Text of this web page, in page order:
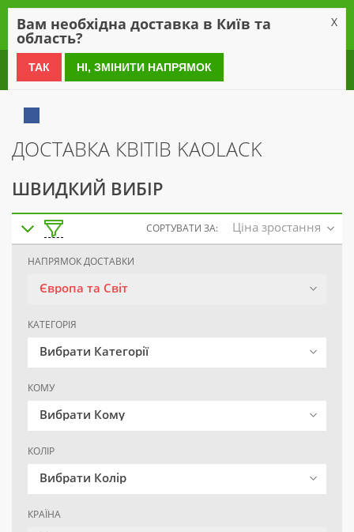
0 800 21 54 55
ДОСТАВКА КВІТІВ KAOLACK
ШВИДКИЙ ВИБІР
СОРТУВАТИ ЗА: Ціна зростання
НАПРЯМОК ДОСТАВКИ
Європа та Світ
КАТЕГОРІЯ
Вибрати Категорії
КОМУ
Вибрати Кому
КОЛІР
Вибрати Колір
КРАЇНА
Вам необхідна доставка в Київ та
область?
X
ТАК НІ, ЗМІНИТИ НАПРЯМОК